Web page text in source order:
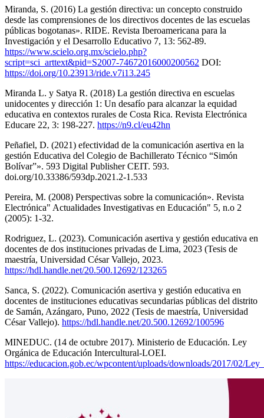
Miranda, S. (2016) La gestión directiva: un concepto construido
desde las comprensiones de los directivos docentes de las escuelas
públicas bogotanas». RIDE. Revista Iberoamericana para la
Investigación y el Desarrollo Educativo 7, 13: 562-89.
https://www.scielo.org.mx/scielo.php?
script=sci_arttext&pid=S2007-74672016000200562 DOI:
https://doi.org/10.23913/ride.v7i13.245
Miranda L. y Satya R. (2018) La gestión directiva en escuelas
unidocentes y dirección 1: Un desafío para alcanzar la equidad
educativa en contextos rurales de Costa Rica. Revista Electrónica
Educare 22, 3: 198-227. https://n9.cl/eu42hn
Peñafiel, D. (2021) efectividad de la comunicación asertiva en la
gestión Educativa del Colegio de Bachillerato Técnico “Simón
Bolívar”». 593 Digital Publisher CEIT. 593.
doi.org/10.33386/593dp.2021.2-1.533
Pereira, M. (2008) Perspectivas sobre la comunicación». Revista
Electrónica" Actualidades Investigativas en Educación" 5, n.o 2
(2005): 1-32.
Rodriguez, L. (2023). Comunicación asertiva y gestión educativa en
docentes de dos instituciones privadas de Lima, 2023 (Tesis de
maestría, Universidad César Vallejo, 2023.
https://hdl.handle.net/20.500.12692/123265
Sanca, S. (2022). Comunicación asertiva y gestión educativa en
docentes de instituciones educativas secundarias públicas del distrito
de Samán, Azángaro, Puno, 2022 (Tesis de maestría, Universidad
César Vallejo). https://hdl.handle.net/20.500.12692/100596
MINEDUC. (14 de octubre 2017). Ministerio de Educación. Ley
Orgánica de Educación Intercultural-LOEI.
https://educacion.gob.ec/wpcontent/uploads/downloads/2017/02/